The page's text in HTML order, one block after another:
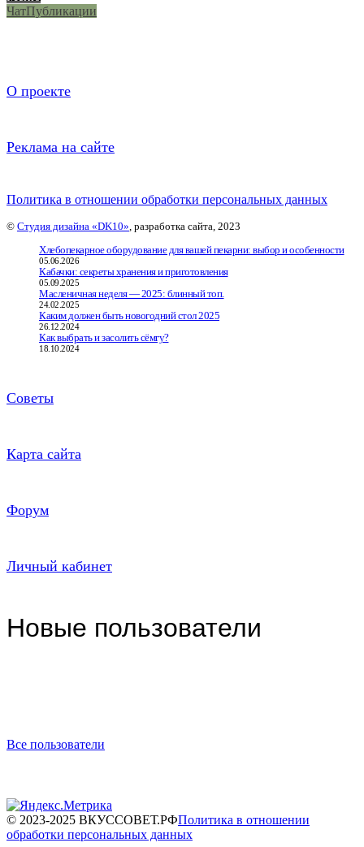
ЧатПубликации
О проекте
Реклама на сайте
Политика в отношении обработки персональных данных
© Студия дизайна «DK10», разработка сайта, 2023
Хлебопекарное оборудование для вашей пекарни: выбор и особенности
05.06.2026
Кабачки: секреты хранения и приготовления
05.09.2025
Масленичная неделя — 2025: блинный топ.
24.02.2025
Каким должен быть новогодний стол 2025
26.12.2024
Как выбрать и засолить сёмгу?
18.10.2024
Советы
Карта сайта
Форум
Личный кабинет
Новые пользователи
Все пользователи
© 2023-2025 ВКУССОВЕТ.РФПолитика в отношении
обработки персональных данных